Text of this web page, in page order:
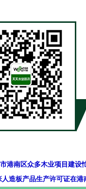
港南区众多木业项目建设
造板产品生产许可证在港